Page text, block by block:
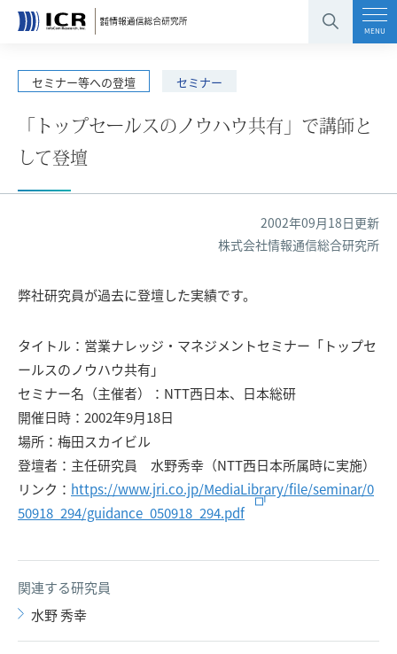
MENU
セミナー等への登壇 セミナー
「トップセールスのノウハウ共有」で講師と
して登壇
2002年09月18日更新
株式会社情報通信総合研究所
弊社研究員が過去に登壇した実績です。
タイトル：営業ナレッジ・マネジメントセミナー「トップセ
ールスのノウハウ共有」
セミナー名（主催者）：NTT西日本、日本総研
開催日時：2002年9月18日
場所：梅田スカイビル
登壇者：主任研究員 水野秀幸（NTT西日本所属時に実施）
リンク： https://www.jri.co.jp/MediaLibrary/file/seminar/0
50918_294/guidance_050918_294.pdf
関連する研究員
水野 秀幸